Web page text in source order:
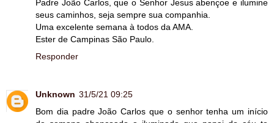
Padre João Carlos, que o Senhor Jesus abençoe e ilumine
seus caminhos, seja sempre sua companhia.
Uma excelente semana à todos da AMA.
Ester de Campinas São Paulo.
Responder
Unknown 31/5/21 09:25
Bom dia padre João Carlos que o senhor tenha um início